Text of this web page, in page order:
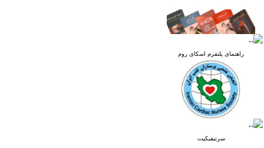
کتاب راهنمای ارتقای بهداشت دست
راهنمای پلتفرم اسکای روم
سرتیفیکیت